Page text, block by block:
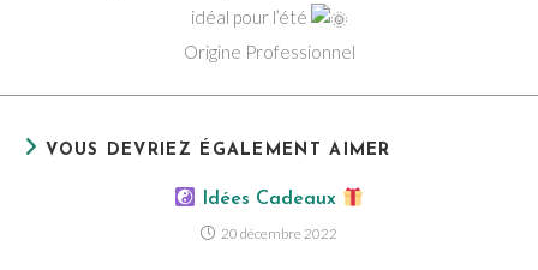
idéal pour l’été
Origine Professionnel
VOUS DEVRIEZ ÉGALEMENT AIMER
Idées Cadeaux
20 décembre 2022